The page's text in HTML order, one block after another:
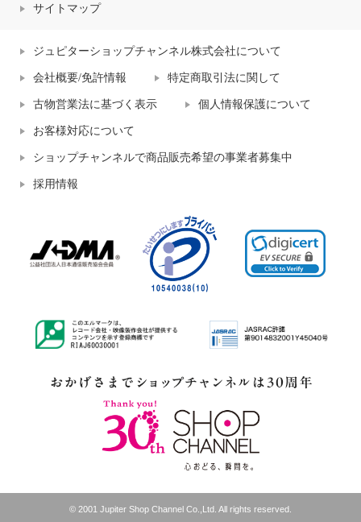
サイトマップ
ジュピターショップチャンネル株式会社について
会社概要/免許情報 特定商取引法に関して
古物営業法に基づく表示 個人情報保護について
お客様対応について
ショップチャンネルで商品販売希望の事業者募集中
採用情報
© 2001 Jupiter Shop Channel Co.,Ltd. All rights reserved.